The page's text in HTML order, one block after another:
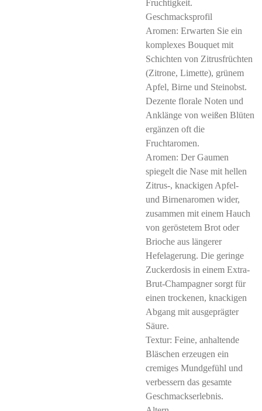
Fruchtigkeit.
Geschmacksprofil
Aromen: Erwarten Sie ein
komplexes Bouquet mit
Schichten von Zitrusfrüchten
(Zitrone, Limette), grünem
Apfel, Birne und Steinobst.
Dezente florale Noten und
Anklänge von weißen Blüten
ergänzen oft die
Fruchtaromen.
Aromen: Der Gaumen
spiegelt die Nase mit hellen
Zitrus-, knackigen Apfel-
und Birnenaromen wider,
zusammen mit einem Hauch
von geröstetem Brot oder
Brioche aus längerer
Hefelagerung. Die geringe
Zuckerdosis in einem Extra-
Brut-Champagner sorgt für
einen trockenen, knackigen
Abgang mit ausgeprägter
Säure.
Textur: Feine, anhaltende
Bläschen erzeugen ein
cremiges Mundgefühl und
verbessern das gesamte
Geschmackserlebnis.